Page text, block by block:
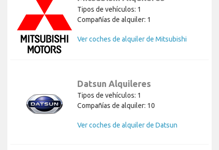
Tipos de vehículos: 1
Compañías de alquiler: 1
Ver coches de alquiler de Mitsubishi
Datsun Alquileres
Tipos de vehículos: 1
Compañías de alquiler: 10
Ver coches de alquiler de Datsun